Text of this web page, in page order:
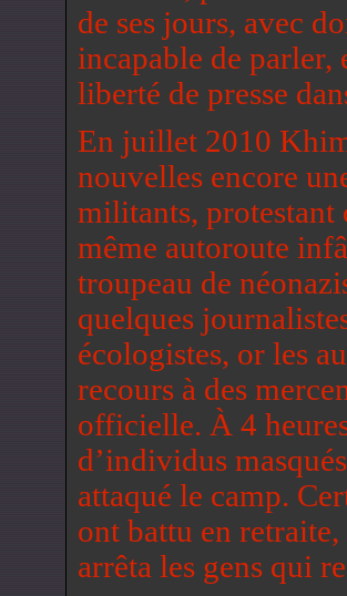
de ses jours, avec
incapable de parler,
liberté de presse
En juillet 2010
nouvelles encore
militants, protestant
même autoroute
troupeau de
quelques
écologistes, or les
recours à des
officielle. À 4
d’individus
attaqué le camp.
ont battu en
arrêta les gens qui